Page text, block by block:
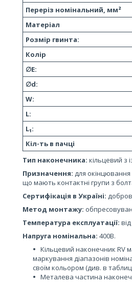
Переріз номінальний, мм²
Матеріал
Розмір гвинта:
Колір
∅E:
∅d:
W:
L:
L₁:
Кіл-ть в пачці
Тип наконечника: кільцевий з
Призначення: для окінцювання
що мають контактні групи з
Сертифікація в Україні:
Метод монтажу:
Температура експлуатації:
Напруга номінальна: 400В.
Кільцевий наконечник RV
маркування діапазонів
своїм кольором (див. в
Металева частина